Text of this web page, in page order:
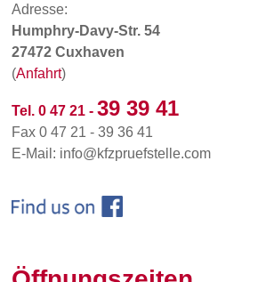
Adresse:
Humphry-Davy-Str. 54
27472 Cuxhaven
(Anfahrt)
Tel. 0 47 21 -39 39 41
Fax 0 47 21 - 39 36 41
E-Mail: info@kfzpruefstelle.com